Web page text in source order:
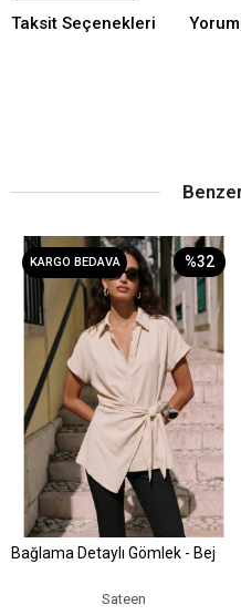
Taksit Seçenekleri
KARGO BEDAVA %32
Sepete Ekle
Bağlama Detaylı Gömlek - Bej
Sateen